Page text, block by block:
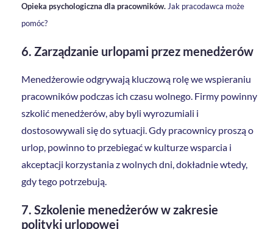
Opieka psychologiczna dla pracowników. Jak pracodawca może
pomóc?
6. Zarządzanie urlopami przez menedżerów
Menedżerowie odgrywają kluczową rolę we wspieraniu
pracowników podczas ich czasu wolnego. Firmy powinny
szkolić menedżerów, aby byli wyrozumiali i
dostosowywali się do sytuacji. Gdy pracownicy proszą o
urlop, powinno to przebiegać w kulturze wsparcia i
akceptacji korzystania z wolnych dni, dokładnie wtedy,
gdy tego potrzebują.
7. Szkolenie menedżerów w zakresie
polityki urlopowej